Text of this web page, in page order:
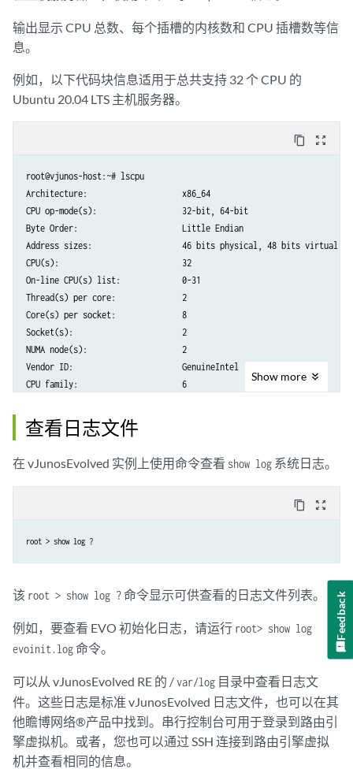
输出显示 CPU 总数、每个插槽的内核数和 CPU 插槽数等信
息。
例如，以下代码块信息适用于总共支持 32 个 CPU 的
Ubuntu 20.04 LTS 主机服务器。
content_copy zoom_out_map
root@vjunos-host:~# lscpu
Architecture:                    x86_64
CPU op-mode(s):                  32-bit, 64-bit
Byte Order:                      Little Endian
Address sizes:                   46 bits physical, 48 bits virtual
CPU(s):                          32
On-line CPU(s) list:             0-31
Thread(s) per core:              2
Core(s) per socket:              8
Socket(s):                       2
NUMA node(s):                    2
Vendor ID:                       GenuineIntel
CPU family:                      6
Model name:                      Intel(R) Xeon(R) CPU E5-2650 v2 @
Stepping:                        4
CPU max MHz:                     3400.0000
CPU min MHz:                     1200.0000
L1d cache:                       512 KiB
L3 cache:                        40 MiB
NUMA node1 CPU(s):               8-15,24-31
[snip]
Show more
查看日志文件
在 vJunosEvolved 实例上使用命令查看 show log 系统日志。
content_copy zoom_out_map
root > show log ?
该 root > show log ?命令显示可供查看的日志文件列表。
例如，要查看 EVO 初始化日志，请运行 root> show log
evoinit.log命令。
可以从 vJunosEvolved RE 的 /var/log 目录中查看日志文
件。这些日志是标准 vJunosEvolved 日志文件，也可以在其
他瞻博网络®产品中找到。串行控制台可用于登录到路由引
擎虚拟机。或者，您也可以通过 SSH 连接到路由引擎虚拟
机并查看相同的信息。
Feedback